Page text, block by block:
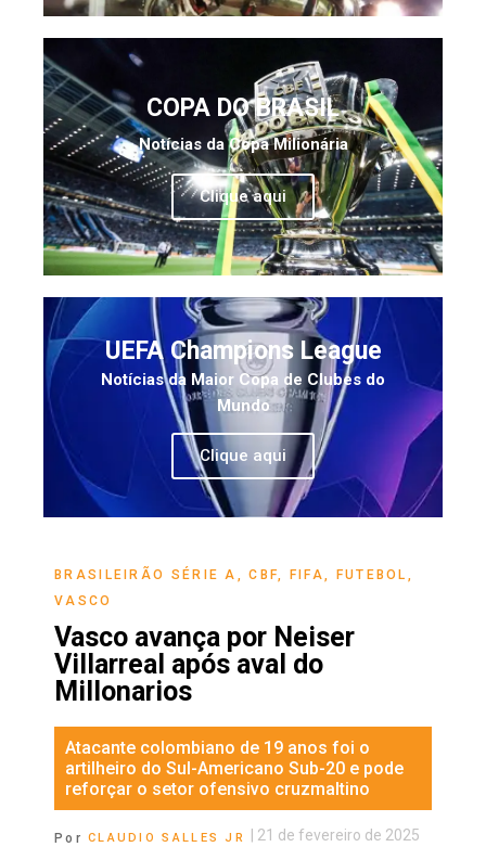
COPA DO BRASIL
Notícias da Copa Milionária
Clique aqui
UEFA Champions League
Notícias da Maior Copa de Clubes do
Mundo
Clique aqui
BRASILEIRÃO SÉRIE A ,CBF FIFA FUTEBOL
VASCO
Vasco avança por Neiser
Villarreal após aval do
Millonarios
Atacante colombiano de 19 anos foi o
artilheiro do Sul-Americano Sub-20 e pode
reforçar o setor ofensivo cruzmaltino
Por CLAUDIO SALLES JR 21 de fevereiro de 2025